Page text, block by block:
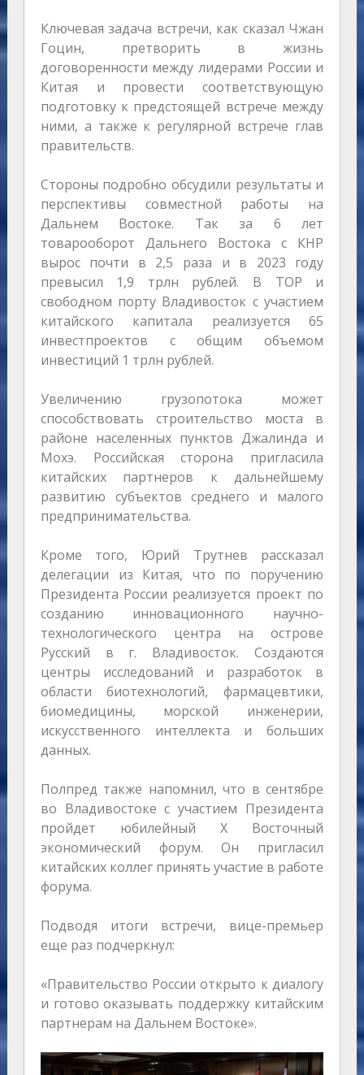
Ключевая задача встречи, как сказал Чжан
Гоцин, претворить в жизнь
договоренности между лидерами России и
Китая и провести соответствующую
подготовку к предстоящей встрече между
ними, а также к регулярной встрече глав
правительств.
Стороны подробно обсудили результаты и
перспективы совместной работы на
Дальнем Востоке. Так за 6 лет
товарооборот Дальнего Востока с КНР
вырос почти в 2,5 раза и в 2023 году
превысил 1,9 трлн рублей. В ТОР и
свободном порту Владивосток с участием
китайского капитала реализуется 65
инвестпроектов с общим объемом
инвестиций 1 трлн рублей.
Увеличению грузопотока может
способствовать строительство моста в
районе населенных пунктов Джалинда и
Мохэ. Российская сторона пригласила
китайских партнеров к дальнейшему
развитию субъектов среднего и малого
предпринимательства.
Кроме того, Юрий Трутнев рассказал
делегации из Китая, что по поручению
Президента России реализуется проект по
созданию инновационного научно-
технологического центра на острове
Русский в г. Владивосток. Создаются
центры исследований и разработок в
области биотехнологий, фармацевтики,
биомедицины, морской инженерии,
искусственного интеллекта и больших
данных.
Полпред также напомнил, что в сентябре
во Владивостоке с участием Президента
пройдет юбилейный X Восточный
экономический форум. Он пригласил
китайских коллег принять участие в работе
форума.
Подводя итоги встречи, вице-премьер
еще раз подчеркнул:
«Правительство России открыто к диалогу
и готово оказывать поддержку китайским
партнерам на Дальнем Востоке».